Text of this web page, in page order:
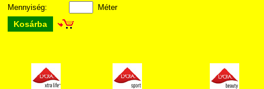
Mennyiség: Méter
Kosárba